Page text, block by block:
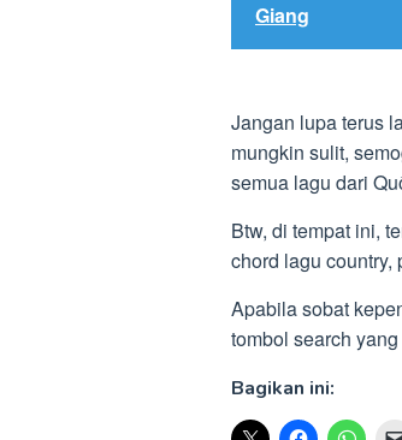
Giang
Jangan lupa terus
mungkin sulit,
semua lagu dari
Btw, di tempat ini,
chord lagu country,
Apabila sobat
tombol search
Bagikan ini: